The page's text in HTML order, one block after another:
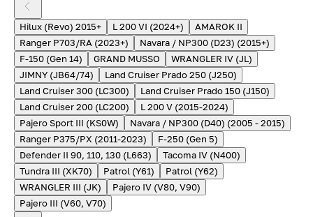
Hilux (Revo) 2015+ L 200 VI (2024+)
AMAROK II
Ranger P703/RA (2023+)
Navara / NP300 (D23) (2015+)
F-150 (Gen 14)
GRAND MUSSO
WRANGLER IV (JL)
JIMNY (JB64/74)
Land Cruiser Prado 250 (J250)
Land Cruiser 300 (LC300)
Land Cruiser Prado 150 (J150)
Land Cruiser 200 (LC200)
L 200 V (2015-2024)
Pajero Sport III (KS0W)
Navara / NP300 (D40) (2005 - 2015)
Ranger P375/PX (2011-2023)
F-250 (Gen 5)
Defender II 90, 110, 130 (L663)
Tacoma IV (N400)
Tundra III (XK70)
Patrol (Y61)
Patrol (Y62)
WRANGLER III (JK)
Pajero IV (V80, V90)
Pajero III (V60, V70)